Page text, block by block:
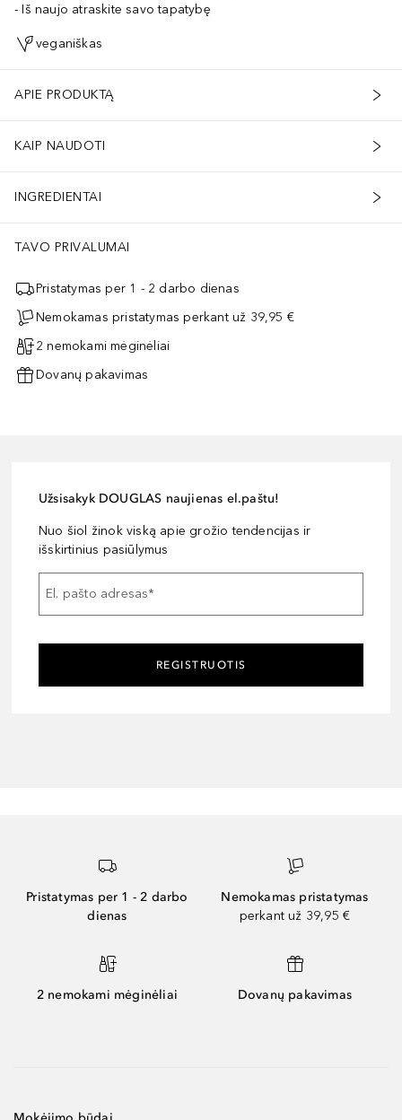
Iš naujo atraskite savo tapatybę
veganiškas
APIE PRODUKTĄ
KAIP NAUDOTI
INGREDIENTAI
TAVO PRIVALUMAI
Pristatymas per 1 - 2 darbo dienas
Nemokamas pristatymas perkant už 39,95 €
2 nemokami mėginėliai
Dovanų pakavimas
Užsisakyk DOUGLAS naujienas el.paštu!
Nuo šiol žinok viską apie grožio tendencijas ir
išskirtinius pasiūlymus
El. pašto adresas*
REGISTRUOTIS
Pristatymas per 1 - 2 darbo
dienas
Nemokamas pristatymas
perkant už 39,95 €
2 nemokami mėginėliai Dovanų pakavimas